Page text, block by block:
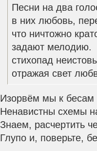
Песни на два
в них любовь,
что ничтожно
задают мелодию.
стихопад
отражая свет
Изорвём мы к бесам
Ненавистны схемы
Знаем,
Глупо и, поверьте,